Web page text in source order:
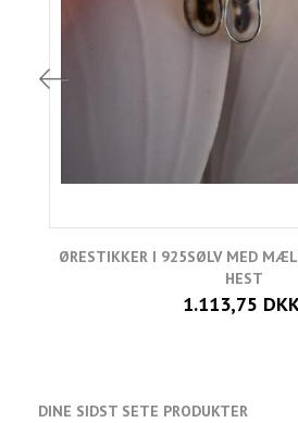
ØRESTIKKER I 925SØLV MED
HEST
1.113,75
DINE SIDST SETE PRODUKTER